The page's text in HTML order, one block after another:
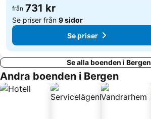
från 731 kr
Se priser från 9 sidor
Se priser
Se alla boenden i Bergen
Andra boenden i Bergen